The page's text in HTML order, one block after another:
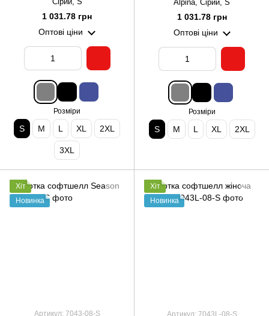
1 031.78 грн
Оптові ціни
Розміри
S M L XL 2XL
3XL
Alpina, Сірий, S
1 031.78 грн
Оптові ціни
Розміри
S M L XL 2XL
Хіт
Новинка
Артикул: 7043-08-S
Хіт
Новинка